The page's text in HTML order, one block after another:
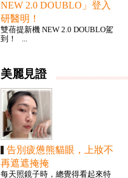
NEW 2.0 DOUBLO」登入
研醫明！
雙蓓提新機 NEW 2.0 DOUBLO駕
到！ ...
美麗見證
告別疲憊熊貓眼，上妝不
再遮遮掩掩
每天照鏡子時，總覺得看起來特